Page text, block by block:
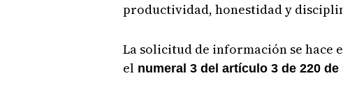
productividad, honestidad y
La solicitud de información se hace
elnumeral 3 del artículo 3 de 220